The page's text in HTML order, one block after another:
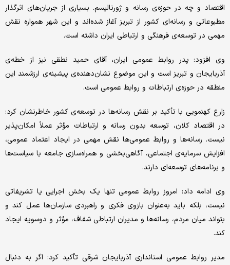
اقتصاد و چه در حوزه‌ی رسانه و ژورنالیسم. بسیاری از جریان‌های اثرگذار
مطبوعاتی و رسانه‌ای کشور از تبریز آغاز شده‌اند و این شهر همواره نقش
مهمی در توسعه‌ی فرهنگی و ارتباطی ایران داشته است.
وی افزود: پدر روابط عمومی ایران، آقای حمید نطقی نیز از خطه‌ی
آذربایجان و تبریز است و این موضوع نشان‌دهنده‌ی پیشینه‌ی ارزشمند این
منطقه در حوزه‌ی ارتباطات و روابط عمومی است.
زارع کهنمویی با تأکید بر نقش رسانه‌ها در توسعه‌ی کشور خاطرنشان کرد:
در اقتصاد کلان، توسعه بدون رسانه و ارتباطات مؤثر عملاً امکان‌پذیر
نیست. رسانه‌ها و روابط عمومی‌ها نقش مهمی در ایجاد اعتماد عمومی،
افزایش سرمایه‌ی اجتماعی، آگاهی‌بخشی و همراه‌سازی جامعه با سیاست‌ها
و برنامه‌های توسعه‌ای دارند.
وی ادامه داد: امروز روابط عمومی تنها یک بخش اجرایی یا تشریفاتی
نیست، بلکه باید به‌عنوان بازوی فکری و راهبردی سازمان‌ها عمل کند و
بتواند میان مردم، رسانه‌ها و مدیران ارتباطی شفاف، مؤثر و دوسویه ایجاد
کند.
مدیر روابط عمومی استانداری آذربایجان شرقی تأکید کرد: اگر به دنبال